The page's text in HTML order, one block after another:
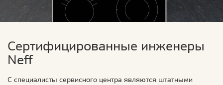
Сертифицированные инженеры
Neff
С специалисты сервисного центра являются штатными